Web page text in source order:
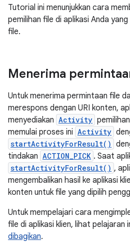
Tutorial ini menunjukkan cara
pemilihan file di aplikasi Anda
file.
Menerima
Untuk menerima permintaan file
merespons dengan URI konten,
menyediakan Activity
memulai proses ini Activity
startActivityForResult()
tindakan ACTION_PICK . Saat
startActivityForResult() ,
mengembalikan hasil ke aplikasi
konten untuk file yang dipilih
Untuk mempelajari cara
file di aplikasi klien, lihat pelajaran
dibagikan.